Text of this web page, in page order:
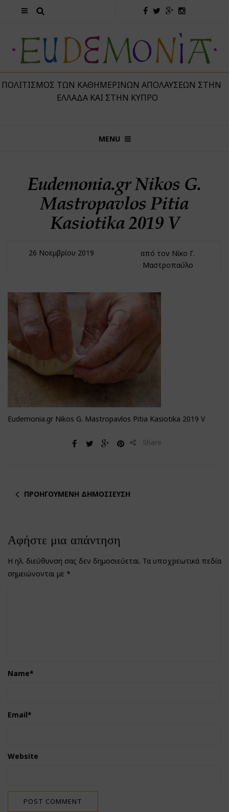
ΤΩΝ ΚΑΘΗΜΕΡΙΝΏΝ ΑΠΟΛΑΎΣΕΩΝ ΣΤΗΝ
ΕΛΛΆΔΑ ΚΑΙ ΣΤΗΝ ΚΎΠΡΟ
MENU
Eudemonia.gr Nikos G.
Mastropavlos Pitia
Kasiotika 2019 V
26 Νοεμβρίου 2019
από τον Νίκο Γ.
Μαστροπαύλο
Eudemonia.gr Nikos G. Mastropavlos Pitia Kasiotika 2019 V
Share
ΠΡΟΗΓΟΎΜΕΝΗ ΔΗΜΟΣΊΕΥΣΗ
Αφήστε μια απάντηση
Η ηλ. διεύθυνση σας δεν δημοσιεύεται. Τα υποχρεωτικά πεδία
σημειώνονται με *
Name*
Email*
Website